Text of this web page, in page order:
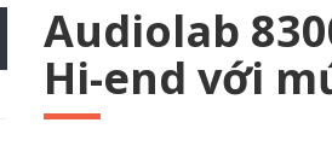
Audiolab
Hi-end với